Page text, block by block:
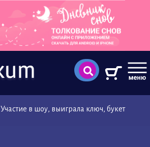
Участие в шоу, выиграла ключ, букет